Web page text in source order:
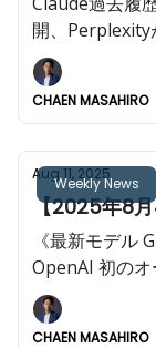
開、Perplexity
提案など今週
CHAEN MASAHIRO
Weekly News
Aug 11, 2025
【2025年8
《最新モデル
OpenAI 初のオ
重大AIニュース
CHAEN MASAHIRO